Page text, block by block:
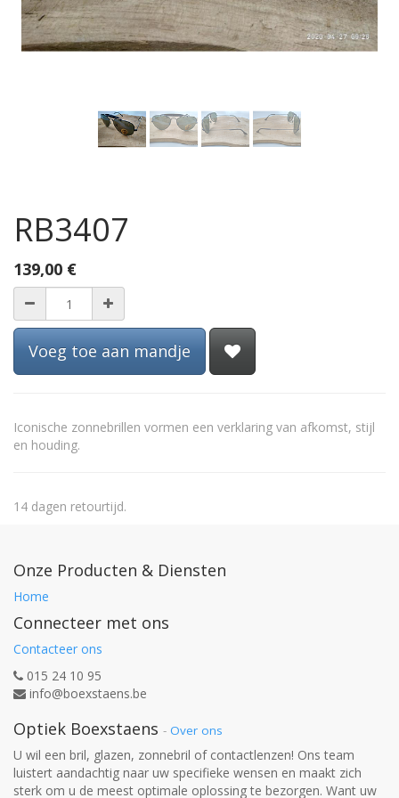
RB3407
139,00 €
Voeg toe aan mandje
Iconische zonnebrillen vormen een verklaring van afkomst, stijl
en houding.
14 dagen retourtijd.
Onze Producten & Diensten
Home
Connecteer met ons
Contacteer ons
015 24 10 95
info@boexstaens.be
Optiek Boexstaens - Over ons
U wil een bril, glazen, zonnebril of contactlenzen! Ons team
luistert aandachtig naar uw specifieke wensen en maakt zich
sterk om u de meest optimale oplossing te bezorgen. Want uw